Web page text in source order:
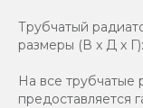
Трубчатый
размеры (В x Д x
На все трубчатые
предоставляется